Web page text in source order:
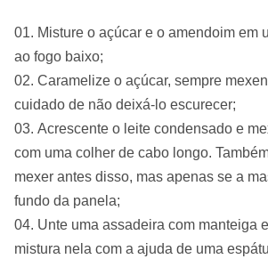
Misture o açúcar e o amendoim em
ao fogo baixo;
Caramelize o açúcar, sempre
cuidado de não deixá-lo escurecer;
Acrescente o leite condensado e
com uma colher de cabo longo.
mexer antes disso, mas apenas se a
fundo da panela;
Unte uma assadeira com manteiga
mistura nela com a ajuda de uma